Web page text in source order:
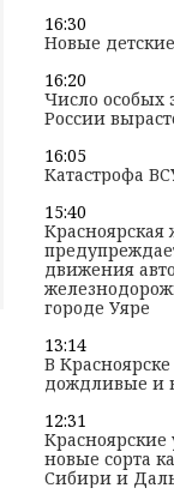
16:30
Новые
16:20
Число особых
России
16:05
Катастрофа
15:40
Красноярская
движения
городе Уяре
13:14
В
дождливые и
12:31
новые сорта
Сибири и